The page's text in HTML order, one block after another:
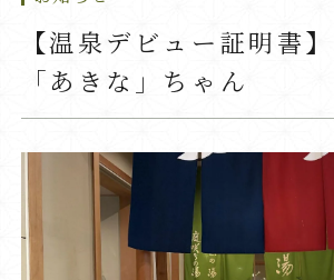
【温泉デビュー証明書
「あきな」ちゃん